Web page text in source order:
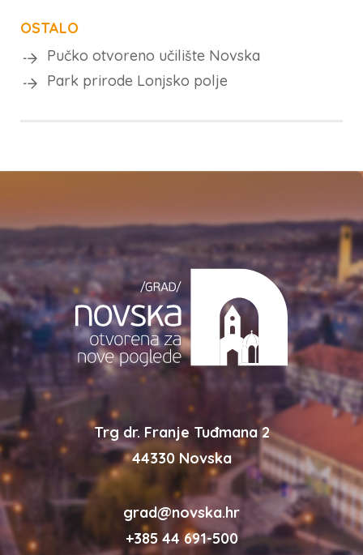
OSTALO
Pučko otvoreno učilište Novska
Park prirode Lonjsko polje
Trg dr. Franje Tuđmana 2
44330 Novska
grad@novska.hr
+385 44 691-500